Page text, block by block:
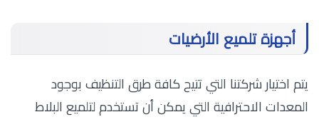
أجهزة تلميع الأرضيات
يتم اختيار شركتنا التي تتيح كافة طرق التنظيف بوجود
المعدات الاحترافية التي يمكن أن تستخدم لتلميع البلاط